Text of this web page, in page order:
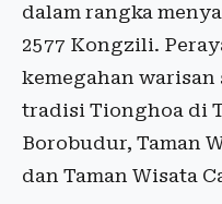
dalam rangka
2577 Kongzili.
kemegahan warisan
tradisi Tionghoa di
Borobudur, Taman
dan Taman Wisata